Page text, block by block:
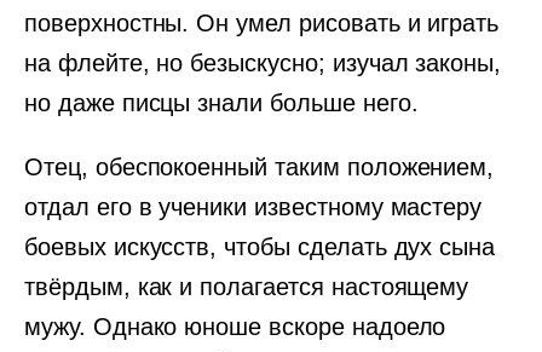
поверхностны. Он умел рисовать и играть
на флейте, но безыскусно; изучал законы,
но даже писцы знали больше него.
Отец, обеспокоенный таким положением,
отдал его в ученики известному мастеру
боевых искусств, чтобы сделать дух сына
твёрдым, как и полагается настоящему
мужу. Однако юноше вскоре надоело